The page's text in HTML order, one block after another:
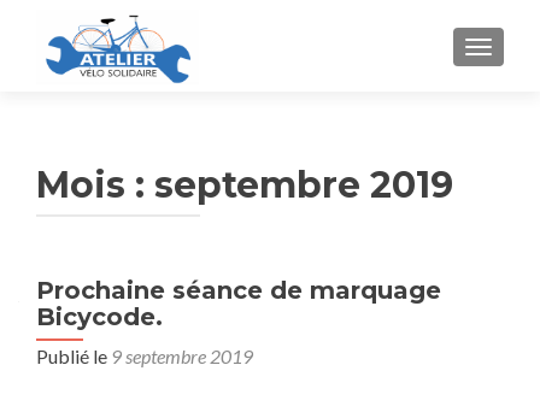
Mois : septembre 2019
Prochaine séance de marquage
Bicycode.
Publié le 9 septembre 2019